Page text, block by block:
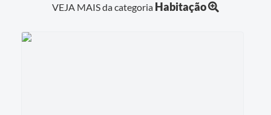
VEJA MAIS da categoria Habitação